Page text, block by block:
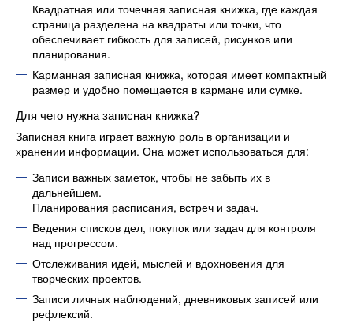
Квадратная или точечная записная книжка, где каждая
страница разделена на квадраты или точки, что
обеспечивает гибкость для записей, рисунков или
планирования.
Карманная записная книжка, которая имеет компактный
размер и удобно помещается в кармане или сумке.
Для чего нужна записная книжка?
Записная книга играет важную роль в организации и
хранении информации. Она может использоваться для:
Записи важных заметок, чтобы не забыть их в
дальнейшем.
Планирования расписания, встреч и задач.
Ведения списков дел, покупок или задач для контроля
над прогрессом.
Отслеживания идей, мыслей и вдохновения для
творческих проектов.
Записи личных наблюдений, дневниковых записей или
рефлексий.